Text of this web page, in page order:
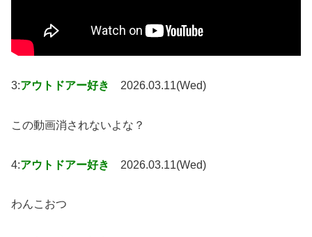
3:アウトドアー好き 2026.03.11(Wed)
この動画消されないよな？
4:アウトドアー好き 2026.03.11(Wed)
わんこおつ